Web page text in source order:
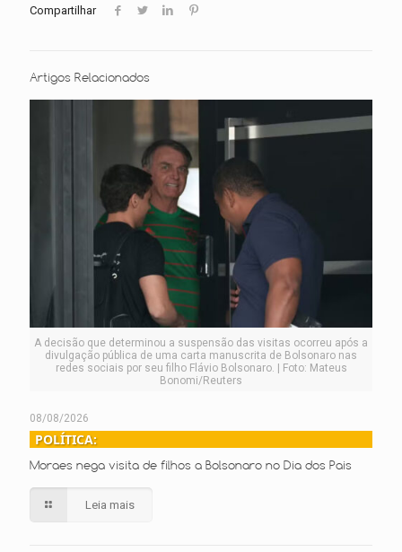
Compartilhar
Artigos Relacionados
A decisão que determinou a suspensão das visitas ocorreu após a
divulgação pública de uma carta manuscrita de Bolsonaro nas
redes sociais por seu filho Flávio Bolsonaro. | Foto: Mateus
Bonomi/Reuters
08/08/2026
POLÍTICA:
Moraes nega visita de filhos a Bolsonaro no Dia dos Pais
Leia mais